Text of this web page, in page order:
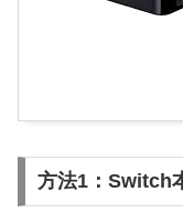
方法1：Switch